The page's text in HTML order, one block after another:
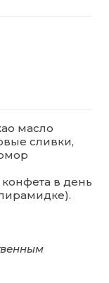
масло
сливки,
в день